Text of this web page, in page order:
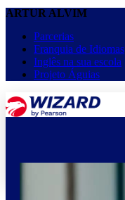
ARTUR ALVIM
Parcerias
Franquia de Idiomas
Inglês na sua escola
Projeto Águias